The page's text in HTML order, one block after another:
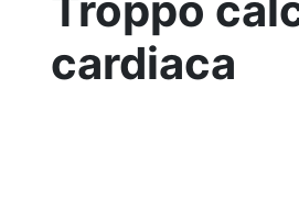
cardiaca